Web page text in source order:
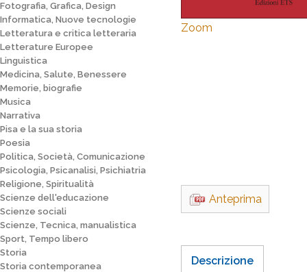
Fotografia, Grafica, Design
Informatica, Nuove tecnologie
Letteratura e critica letteraria
Letterature Europee
Linguistica
Medicina, Salute, Benessere
Memorie, biografie
Musica
Narrativa
Pisa e la sua storia
Poesia
Politica, Società, Comunicazione
Psicologia, Psicanalisi, Psichiatria
Religione, Spiritualità
Scienze dell'educazione
Scienze sociali
Scienze, Tecnica, manualistica
Sport, Tempo libero
Storia
Storia contemporanea
Zoom
Anteprima
Descrizione